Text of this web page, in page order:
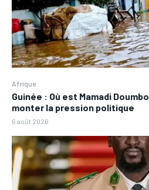
Afrique
Guinée : Où est Mamadi
monter la pression politique
6 août 2026